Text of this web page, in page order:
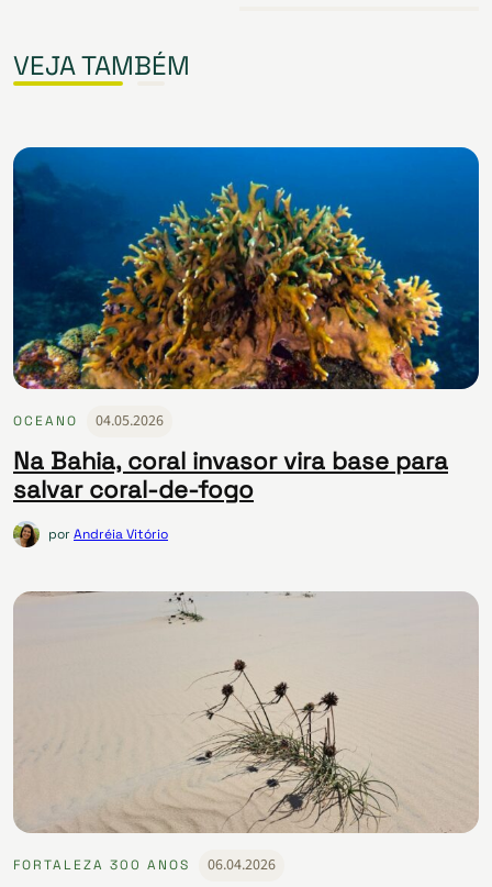
VEJA TAMBÉM
OCEANO 04.05.2026
Na Bahia, coral invasor vira base para
salvar coral-de-fogo
porAndréia Vitório
FORTALEZA 300 ANOS 06.04.2026